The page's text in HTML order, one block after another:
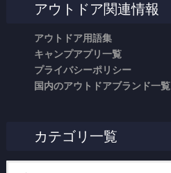
アウトドア関連情報
アウトドア用語集
キャンプアプリ一覧
プライバシーポリシー
国内のアウトドアブランド一覧
カテゴリ一覧